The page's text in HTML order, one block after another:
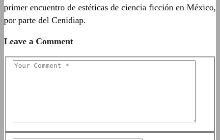
primer encuentro de estéticas de ciencia ficción en México,
por parte del Cenidiap.
Leave a Comment